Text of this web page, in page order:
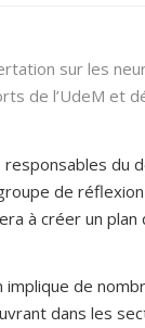
sur les
de l’UdeM et
du
de
à créer un
implique de
dans les